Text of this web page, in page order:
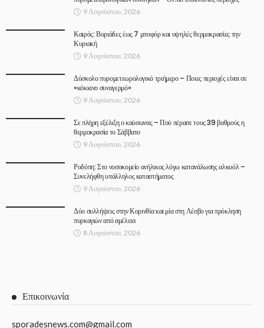
9 Αυγούστου, 2026
Καιρός: Βοριάδες έως 7 μποφόρ και υψηλές θερμοκρασίες την
Κυριακή
9 Αυγούστου, 2026
Δύσκολο πυρομετεωρολογικό τριήμερο – Ποιες περιοχές είναι σε
«κόκκινο συναγερμό»
9 Αυγούστου, 2026
Σε πλήρη εξέλιξη ο καύσωνας – Πού πέρασε τους 39 βαθμούς η
θερμοκρασία το Σάββατο
9 Αυγούστου, 2026
Ροδόπη: Στο νοσοκομείο ανήλικος λόγω κατανάλωσης αλκοόλ –
Συνελήφθη υπάλληλος καταστήματος
9 Αυγούστου, 2026
Δύο συλλήψεις στην Κορινθία και μία στη Λέσβο για πρόκληση
πυρκαγιών από αμέλεια
8 Αυγούστου, 2026
Επικοινωνία
sporadesnews.com@gmail.com